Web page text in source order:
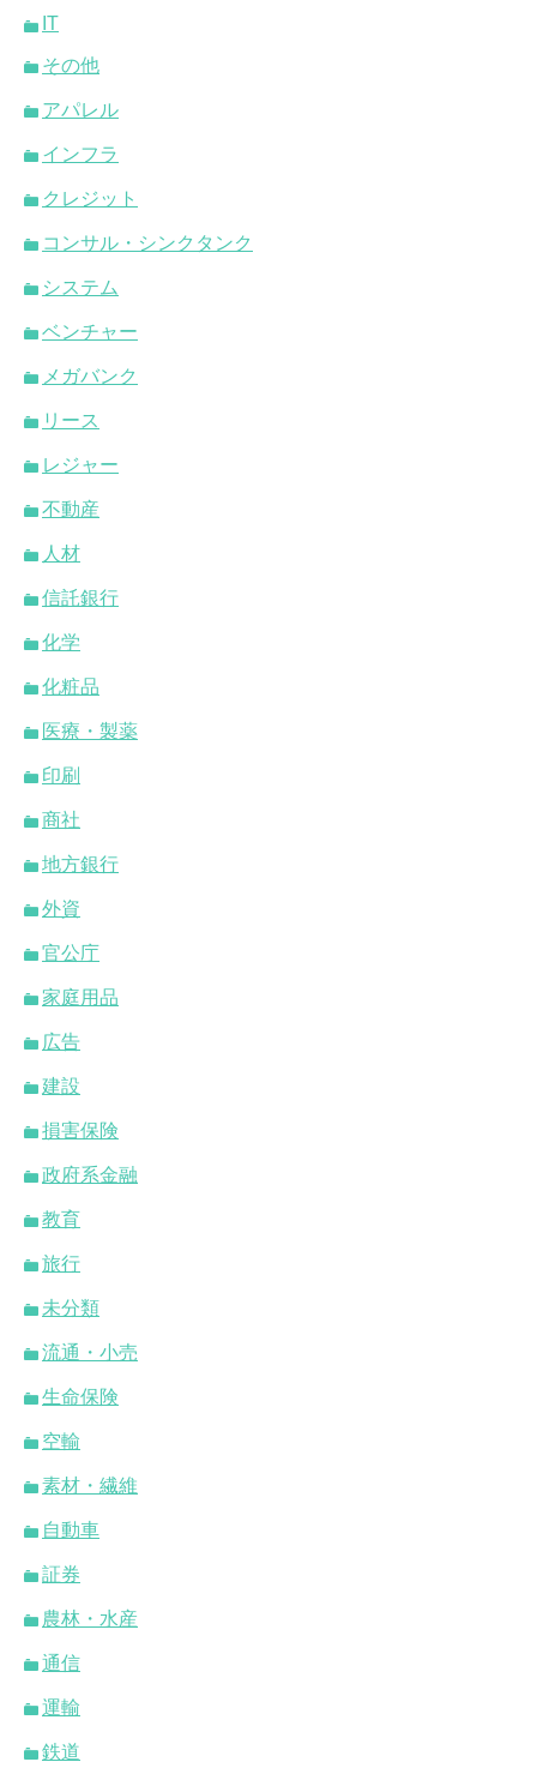
IT
その他
アパレル
インフラ
クレジット
コンサル・シンクタンク
システム
ベンチャー
メガバンク
リース
レジャー
不動産
人材
信託銀行
化学
化粧品
医療・製薬
印刷
商社
地方銀行
外資
官公庁
家庭用品
広告
建設
損害保険
政府系金融
教育
旅行
未分類
流通・小売
生命保険
空輸
素材・繊維
自動車
証券
農林・水産
通信
運輸
鉄道